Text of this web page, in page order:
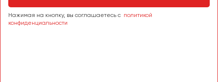
Нажимая на кнопку, вы соглашаетесь с политикой
конфиденциальности